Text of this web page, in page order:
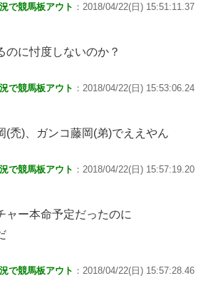
で競馬板アウト ：2018/04/22(日) 15:51:11.37
のに忖度しないのか？
で競馬板アウト ：2018/04/22(日) 15:53:06.24
(禿)、ガンコ藤岡(弟)でええやん
で競馬板アウト ：2018/04/22(日) 15:57:19.20
ャー本命予定だったのに
で競馬板アウト ：2018/04/22(日) 15:57:28.46